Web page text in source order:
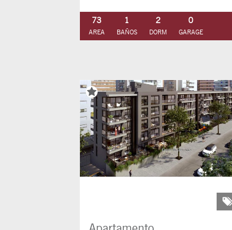
73
AREA
1
BAÑOS
2
DORM
0
GARAGE